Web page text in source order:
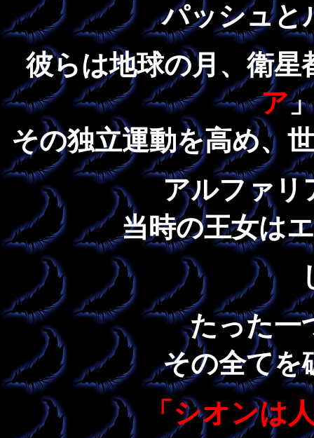
パッシュと
彼らは地球の月、衛星
ア
その独立運動を高め、
アルファリ
当時の王女は
たった一
その全てを
「シオンは